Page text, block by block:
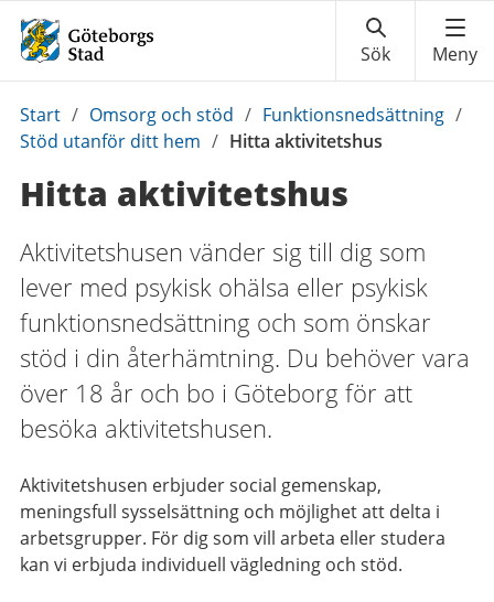
Du
är
Start / Omsorg och stöd / Funktionsnedsättning /
Stöd utanför ditt hem / Hitta aktivitetshus
Hitta aktivitetshus
Aktivitetshusen vänder sig till dig som
lever med psykisk ohälsa eller psykisk
funktionsnedsättning och som önskar
stöd i din återhämtning. Du behöver vara
över 18 år och bo i Göteborg för att
besöka aktivitetshusen.
Aktivitetshusen erbjuder social gemenskap,
meningsfull sysselsättning och möjlighet att delta i
arbetsgrupper. För dig som vill arbeta eller studera
kan vi erbjuda individuell vägledning och stöd.